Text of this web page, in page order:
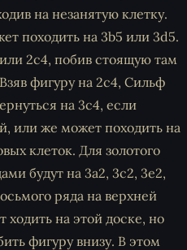
на незанятую клетку.
походить на 3b5 или 3d5.
2c4, побив стоящую там
фигуру на 2c4, Сильф
на 3c4, если
или же может походить на
клеток. Для золотого
будут на 3a2, 3c2, 3e2,
ряда на верхней
на этой доске, но
фигуру внизу. В этом